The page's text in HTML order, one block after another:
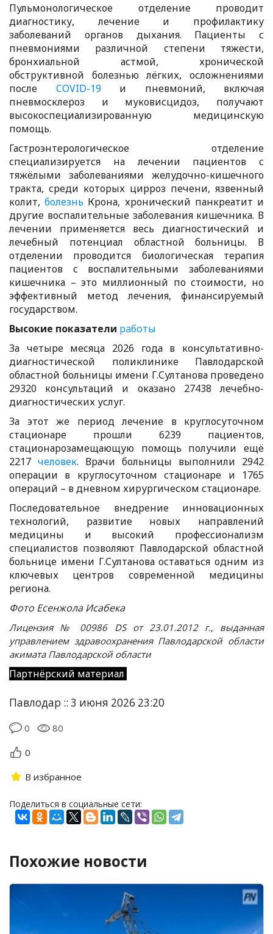
Пульмонологическое отделение проводит
диагностику, лечение и профилактику
заболеваний органов дыхания. Пациенты с
пневмониями различной степени тяжести,
бронхиальной астмой, хронической
обструктивной болезнью лёгких, осложнениями
после COVID-19и пневмоний, включая
пневмосклероз и муковисцидоз, получают
высокоспециализированную медицинскую
помощь.
Гастроэнтерологическое отделение
специализируется на лечении пациентов с
тяжёлыми заболеваниями желудочно-кишечного
тракта, среди которых цирроз печени, язвенный
колит,болезнь Крона, хронический панкреатит и
другие воспалительные заболевания кишечника. В
лечении применяется весь диагностический и
лечебный потенциал областной больницы. В
отделении проводится биологическая терапия
пациентов с воспалительными заболеваниями
кишечника – это миллионный по стоимости, но
эффективный метод лечения, финансируемый
государством.
Высокие показатели работы
За четыре месяца 2026 года в консультативно-
диагностической поликлинике Павлодарской
областной больницы имени Г.Султанова проведено
29320 консультаций и оказано 27438 лечебно-
диагностических услуг.
За этот же период лечение в круглосуточном
стационаре прошли 6239 пациентов,
стационарозамещающую помощь получили ещё
2217 человек. Врачи больницы выполнили 2942
операции в круглосуточном стационаре и 1765
операций – в дневном хирургическом стационаре.
Последовательное внедрение инновационных
технологий, развитие новых направлений
медицины и высокий профессионализм
специалистов позволяют Павлодарской областной
больнице имени Г.Султанова оставаться одним из
ключевых центров современной медицины
региона.
Фото Есенжола Исабека
Лицензия № 00986 DS от 23.01.2012 г., выданная
управлением здравоохранения Павлодарской области
акимата Павлодарской области
Партнёрский материал
Павлодар :: 3 июня 2026 23:20
0
80
0
В избранное
Поделиться в социальные сети:
Похожие новости